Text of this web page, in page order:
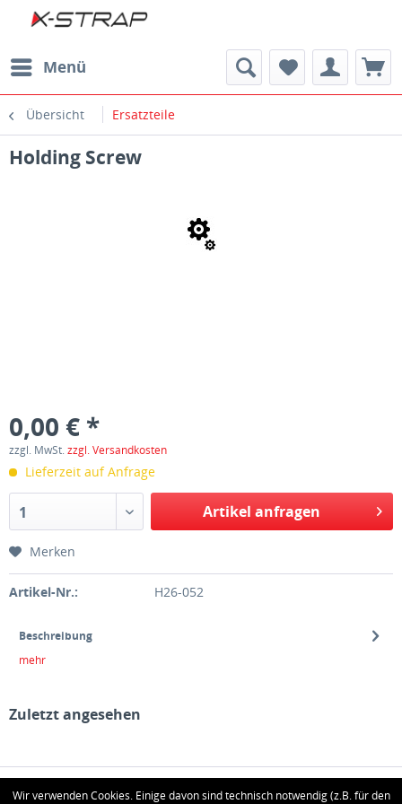
Menü
Übersicht Ersatzteile
Holding Screw
0,00 € *
zzgl. MwSt.zzgl. Versandkosten
Lieferzeit auf Anfrage
1 Artikel anfragen
Merken
Artikel-Nr.: H26-052
Beschreibung
mehr
Zuletzt angesehen
Wir verwenden Cookies. Einige davon sind technisch notwendig (z.B. für den